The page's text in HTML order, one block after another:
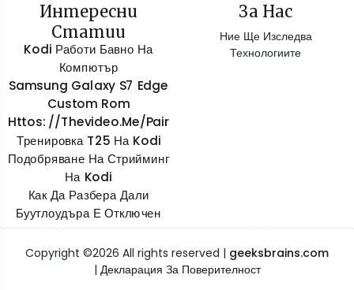
Интересни
Статии
Kodi Работи Бавно На
Компютър
Samsung Galaxy S7 Edge
Custom Rom
Httos: //thevideo.me/pair
Тренировка T25 На Kodi
Подобряване На Стрийминг
На Kodi
Как Да Разбера Дали
Буутлоудъра Е Отключен
За Нас
Ние Ще Изследва
Технологиите
Copyright ©2026 All rights reserved | geeksbrains.com
| Декларация За Поверителност